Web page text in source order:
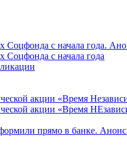
Соцфонда с начала года.
Соцфонда с начала года
акции «Время
акции «Время
прямо в банке.